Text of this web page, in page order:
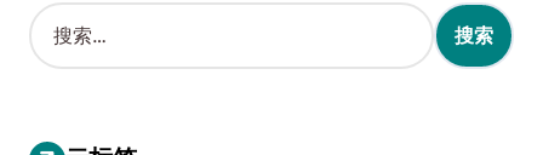
搜
索
：